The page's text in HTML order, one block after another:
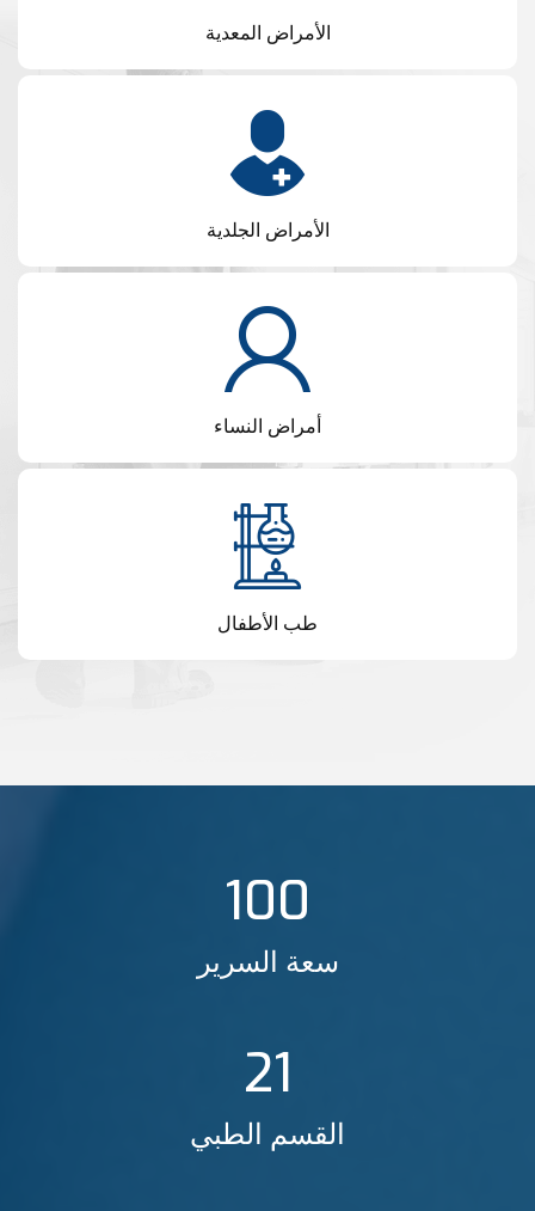
الأمراض المعدية
الأمراض الجلدية
أمراض النساء
طب الأطفال
100
سعة السرير
21
القسم الطبي